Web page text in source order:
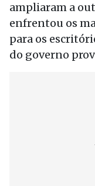
ampliaram a
enfrentou os
para os
do governo